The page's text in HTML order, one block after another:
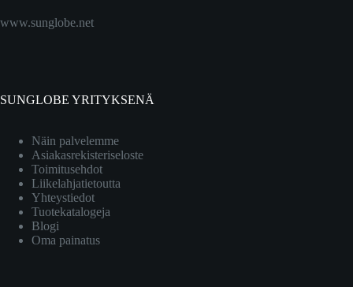
www.sunglobe.net
SUNGLOBE YRITYKSENÄ
Näin palvelemme
Asiakasrekisteriseloste
Toimitusehdot
Liikelahjatietoutta
Yhteystiedot
Tuotekatalogeja
Blogi
Oma painatus